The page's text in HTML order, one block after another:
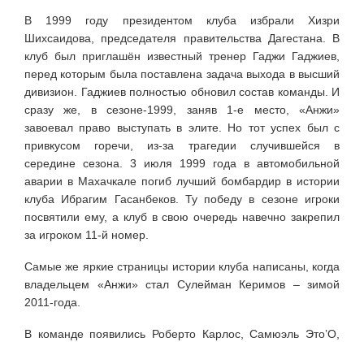
В 1999 году президентом клуба избрали Хизри
Шихсаидова, председателя правительства Дагестана. В
клуб был приглашён известный тренер Гаджи Гаджиев,
перед которым была поставлена задача выхода в высший
дивизион. Гаджиев полностью обновил состав команды. И
сразу же, в сезоне-1999, заняв 1-е место, «Анжи»
завоевал право выступать в элите. Но тот успех был с
привкусом горечи, из-за трагедии случившейся в
середине сезона. 3 июля 1999 года в автомобильной
аварии в Махачкале погиб лучший бомбардир в истории
клуба Ибрагим Гасанбеков. Ту победу в сезоне игроки
посвятили ему, а клуб в свою очередь навечно закрепил
за игроком 11-й номер.
Самые же яркие страницы истории клуба написаны, когда
владельцем «Анжи» стал Сулейман Керимов – зимой
2011-года.
В команде появились Роберто Карлос, Самюэль Это’О,